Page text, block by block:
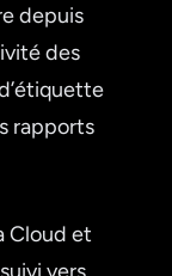
depuis
des
rapports
Cloud et